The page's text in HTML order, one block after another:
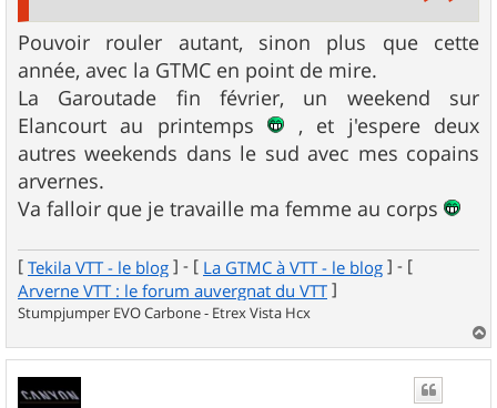
Pouvoir rouler autant, sinon plus que cette
année, avec la GTMC en point de mire.
La Garoutade fin février, un weekend sur
Elancourt au printemps
, et j'espere deux
autres weekends dans le sud avec mes copains
arvernes.
Va falloir que je travaille ma femme au corps
[ Tekila VTT - le blog ] - [ La GTMC à VTT - le blog ] - [
Arverne VTT : le forum auvergnat du VTT ]
Stumpjumper EVO Carbone - Etrex Vista Hcx
a